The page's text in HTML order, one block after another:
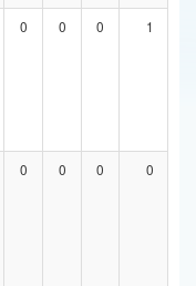
0 0 0 1
0 0 0 0